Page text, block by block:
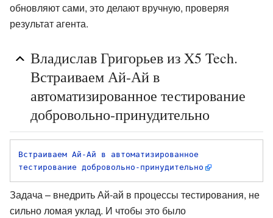
обновляют сами, это делают вручную, проверяя
результат агента.
Владислав Григорьев из X5 Tech.
Встраиваем Ай-Ай в
автоматизированное тестирование
добровольно-принудительно
Встраиваем Ай-Ай в автоматизированное
тестирование добровольно-принудительно
Задача – внедрить Ай-ай в процессы тестирования, не
сильно ломая уклад. И чтобы это было